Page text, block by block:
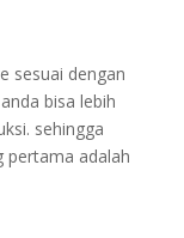
sesuai dengan
bisa lebih
sehingga
pertama adalah